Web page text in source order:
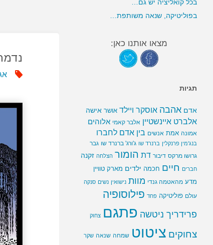
בכל קואליציה יש גם…
בפוליטיקה, שנאה משותפת…
מצאו אותנו כאן:
תגיות
אדם אהבה אוסקר ויילד אושר אישה
אלברט איינשטיין אלבר קאמי אלוהים
אמונה אמת אנשים בין אדם לחברו
בנג'מין פרנקלין ברנרד שו ג'ורג' ברנרד שו גבר
גרושו מרקס דיבור דת הומור הצלחה זקנה
חברים חיים חכמה ילדים מארק טוויין
מדע מהאטמה גנדי מוות נישואין נשים סנקה
עולם פוליטיקה פחד פילוסופיה
פרידריך ניטשה פתגם צחוק
צחוקים ציטוט שמחה שנאה שקר